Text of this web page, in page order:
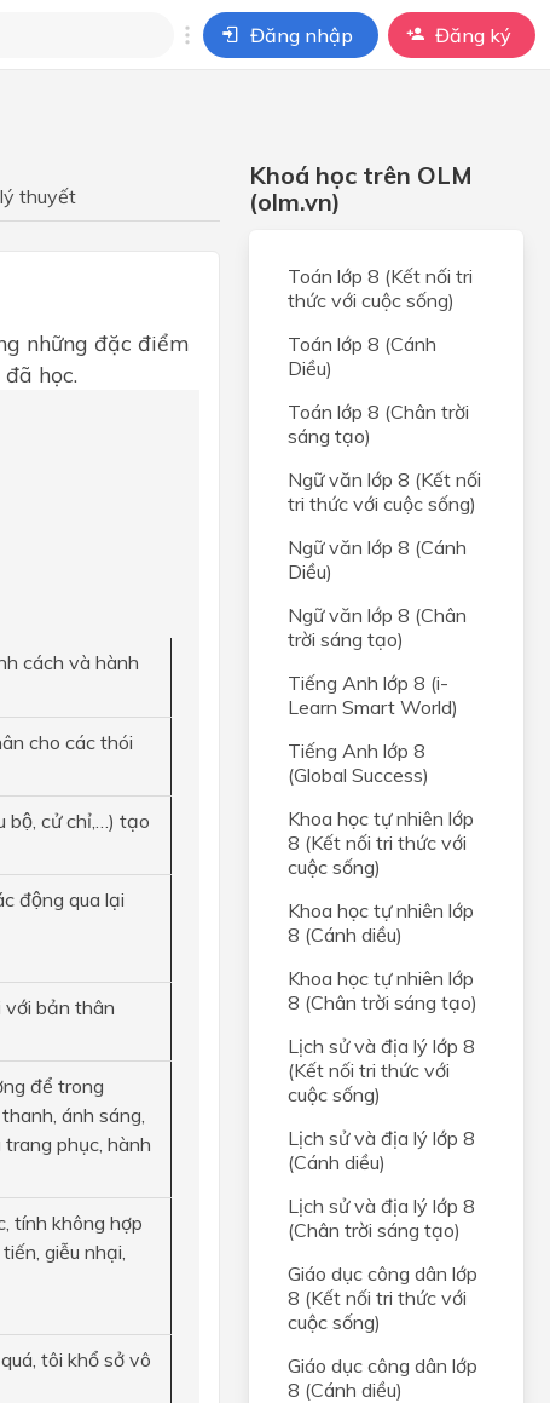
Đăng nhập Đăng ký
thuyết
những đặc điểm
học.
cách và hành
cho các thói
bộ, cử chỉ,…) tạo
động qua lại
với bản thân
để trong
ánh sáng,
phục, hành
tính không hợp
giễu nhại,
tôi khổ sở vô
Khoá học trên OLM
(olm.vn)
Toán lớp 8 (Kết nối tri
thức với cuộc sống)
Toán lớp 8 (Cánh
Diều)
Toán lớp 8 (Chân trời
sáng tạo)
Ngữ văn lớp 8 (Kết nối
tri thức với cuộc sống)
Ngữ văn lớp 8 (Cánh
Diều)
Ngữ văn lớp 8 (Chân
trời sáng tạo)
Tiếng Anh lớp 8 (i-
Learn Smart World)
Tiếng Anh lớp 8
(Global Success)
Khoa học tự nhiên lớp
8 (Kết nối tri thức với
cuộc sống)
Khoa học tự nhiên lớp
8 (Cánh diều)
Khoa học tự nhiên lớp
8 (Chân trời sáng tạo)
Lịch sử và địa lý lớp 8
(Kết nối tri thức với
cuộc sống)
Lịch sử và địa lý lớp 8
(Cánh diều)
Lịch sử và địa lý lớp 8
(Chân trời sáng tạo)
Giáo dục công dân lớp
8 (Kết nối tri thức với
cuộc sống)
Giáo dục công dân lớp
8 (Cánh diều)